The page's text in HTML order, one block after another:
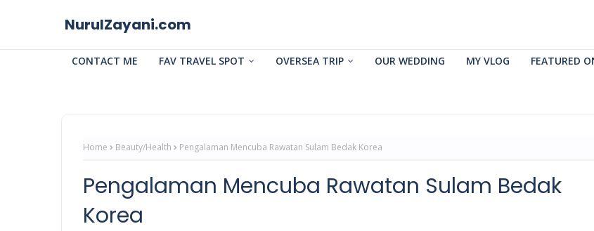
NurulZayani.com
CONTACT ME FAV TRAVEL SPOT OVERSEA TRIP OUR WEDDING MY VLOG FEATURED
Home Beauty/Health Pengalaman Mencuba Rawatan Sulam Bedak Korea
Pengalaman Mencuba Rawatan Sulam Bedak
Korea